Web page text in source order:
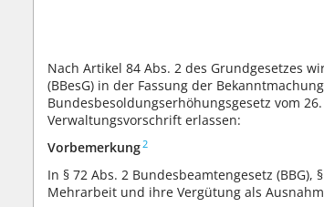
Nach Artikel 84 Abs. 2 des Grundgesetzes
(BBesG) in der Fassung der
Bundesbesoldungserhöhungsgesetz vom
Verwaltungsvorschrift erlassen:
Vorbemerkung2
In § 72 Abs. 2 Bundesbeamtengesetz
Mehrarbeit und ihre Vergütung als